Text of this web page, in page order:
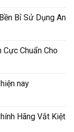
Bỉ Sử Dụng An
Cực Chuẩn Cho
nay
Hãng Vắt Kiệt